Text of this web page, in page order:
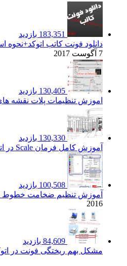
183,351 بازدید
دانلود فونت کاتب اتوکد+نحوه
7 آگوست 2017
130,405 بازدید
اموزش تنظیمات پلات نقشه
130,330 بازدید
آموزش کامل فرمان Scale در اتوکد
100,508 بازدید
آموزش تنظیم ضخامت خطوط
2016
84,609 بازدید
مشکل بهم ریختگی فونت در